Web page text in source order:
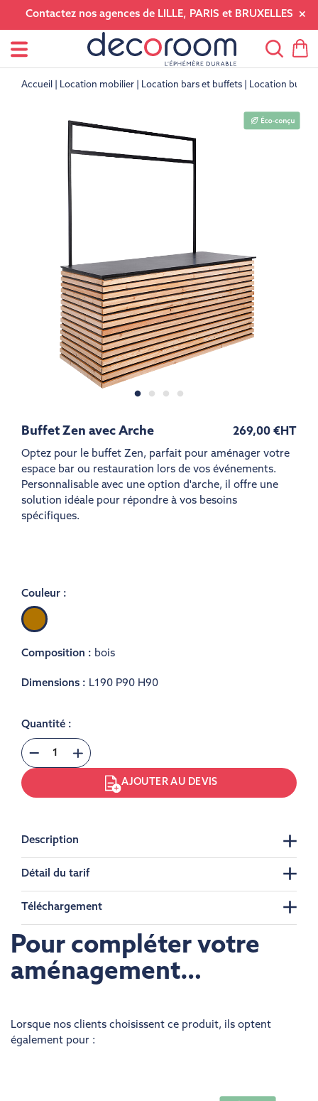
Contactez nos agences de LILLE, PARIS et BRUXELLES
Accueil Location mobilier Location bars et buffets Location buffets
Buffet Zen avec Arche 269,00 €HT
Optez pour le buffet Zen, parfait pour aménager votre
espace bar ou restauration lors de vos événements.
Personnalisable avec une option d'arche, il offre une
solution idéale pour répondre à vos besoins
spécifiques.
Couleur :
Bois
Composition : bois
Dimensions : L190 P90 H90
Quantité :
AJOUTER AU DEVIS
Description
Détail du tarif
Téléchargement
Pour compléter votre
aménagement…
Lorsque nos clients choisissent ce produit, ils optent
également pour :